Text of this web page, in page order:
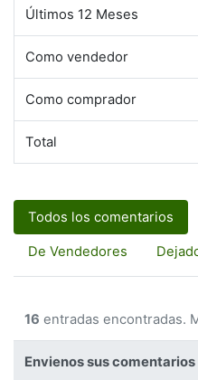
Últimos 12 Meses
Como vendedor
Como comprador
Total
Todos los comentarios
De Vendedores
16 entradas encontradas.
Envienos sus comentarios